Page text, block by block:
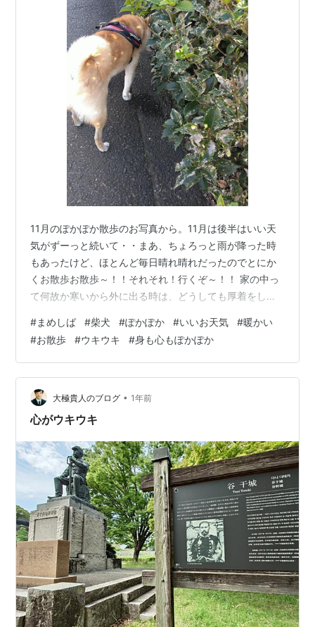
11月のぽかぽか散歩のお写真から。11月は後半はいい天
気がずーっと続いて・・まあ、ちょろっと雨が降った時
もあったけど、ほとんど毎日晴れ晴れだったのでとにか
くお散歩お散歩～！！それそれ！行くぞ～！！ 家の中っ
て何故か寒いから外に出る時は、どうしても厚着をしが
外に出ると「え、すごい暖かい？」みたいな。 だからな
るだけ着こまないようにして、出るようにしたいんだけ
ど・・つい・・😅マフラーとか手袋とかしちゃう。 そし
てズンズン歩いていると予想通り暑くなってきて、外す
パターン・・🧤🧣 ぽかぽか＆ウキウキ散歩だから、身も
心もほかほか・・🥰朝は寒くても日さえ出…
#まめしば #柴犬 #ぽかぽか #いいお天気 #暖かい
#お散歩 #ウキウキ #身も心もぽかぽか
大極貴人のブログ • 1年前
心がウキウキ